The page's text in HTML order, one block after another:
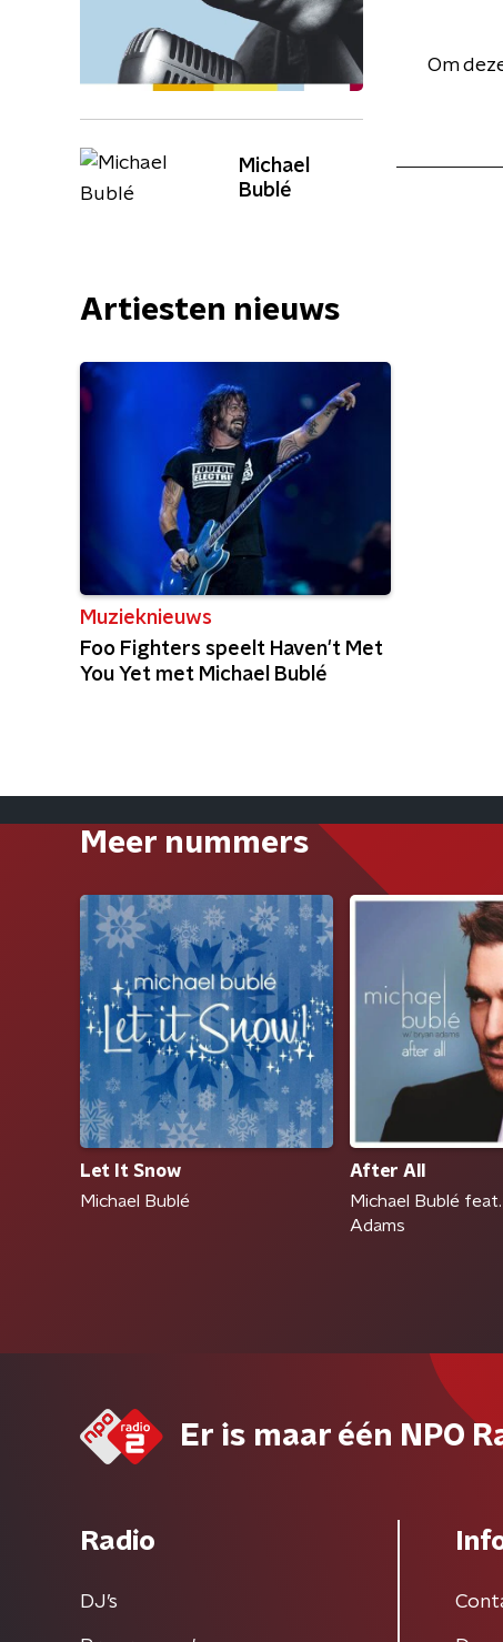
Michael
Bublé
Om
Artiesten nieuws
Muzieknieuws
Foo Fighters speelt Haven't Met
You Yet met Michael Bublé
Meer nummers
Let It Snow
Michael Bublé
After All
Michael Bublé
Adams
Er is maar één NPO
Radio
DJ’s